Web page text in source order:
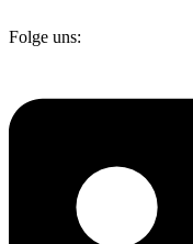
Folge uns: